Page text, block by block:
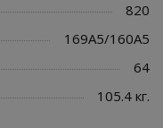
820
169A5/160A5
64
105.4 кг.